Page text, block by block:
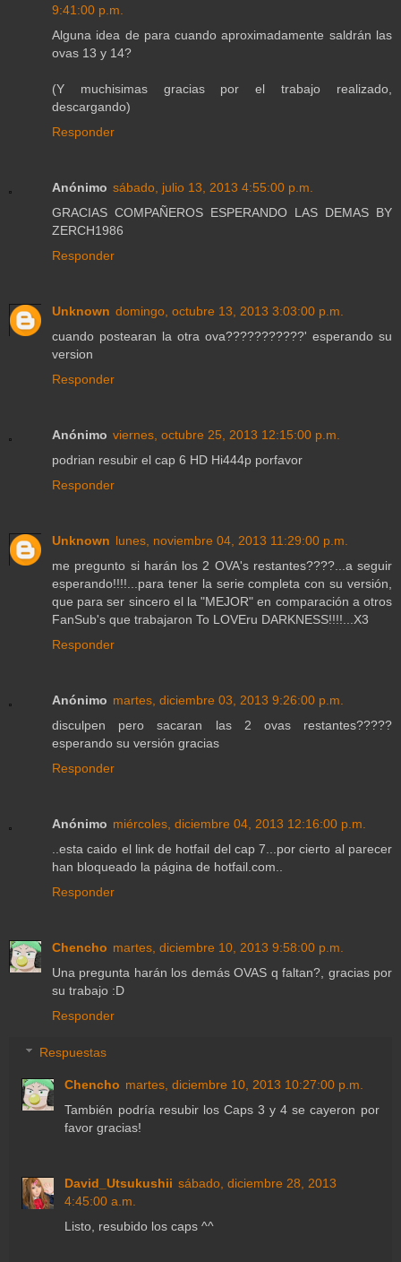
9:41:00 p.m.
Alguna idea de para cuando aproximadamente saldrán las
ovas 13 y 14?
(Y muchisimas gracias por el trabajo realizado,
descargando)
Responder
Anónimo sábado, julio 13, 2013 4:55:00 p.m.
GRACIAS COMPAÑEROS ESPERANDO LAS DEMAS BY
ZERCH1986
Responder
Unknown domingo, octubre 13, 2013 3:03:00 p.m.
cuando postearan la otra ova???????????' esperando su
version
Responder
Anónimo viernes, octubre 25, 2013 12:15:00 p.m.
podrian resubir el cap 6 HD Hi444p porfavor
Responder
Unknown lunes, noviembre 04, 2013 11:29:00 p.m.
me pregunto si harán los 2 OVA's restantes????...a seguir
esperando!!!!...para tener la serie completa con su versión,
que para ser sincero el la "MEJOR" en comparación a otros
FanSub's que trabajaron To LOVEru DARKNESS!!!!...X3
Responder
Anónimo martes, diciembre 03, 2013 9:26:00 p.m.
disculpen pero sacaran las 2 ovas restantes?????
esperando su versión gracias
Responder
Anónimo miércoles, diciembre 04, 2013 12:16:00 p.m.
..esta caido el link de hotfail del cap 7...por cierto al parecer
han bloqueado la página de hotfail.com..
Responder
Chencho martes, diciembre 10, 2013 9:58:00 p.m.
Una pregunta harán los demás OVAS q faltan?, gracias por
su trabajo :D
Responder
Respuestas
Chencho martes, diciembre 10, 2013 10:27:00 p.m.
También podría resubir los Caps 3 y 4 se cayeron por
favor gracias!
David_Utsukushii sábado, diciembre 28, 2013
4:45:00 a.m.
Listo, resubido los caps ^^